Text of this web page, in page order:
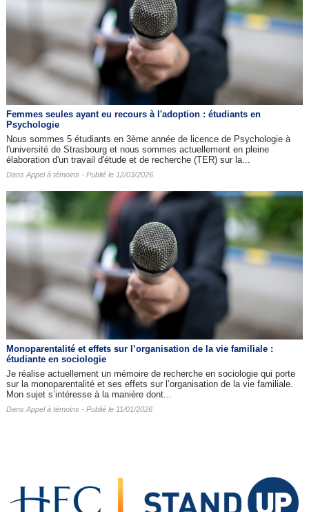
Femmes seules ayant eu recours à l'adoption : étudiants en
Psychologie
Nous sommes 5 étudiants en 3ème année de licence de Psychologie à
l'université de Strasbourg et nous sommes actuellement en pleine
élaboration d'un travail d'étude et de recherche (TER) sur la...
Dans Appel à témoins - Publié le 12/03/2026
Monoparentalité et effets sur l’organisation de la vie familiale :
étudiante en sociologie
Je réalise actuellement un mémoire de recherche en sociologie qui porte
sur la monoparentalité et ses effets sur l’organisation de la vie familiale.
Mon sujet s’intéresse à la manière dont...
Dans Appel à témoins - Publié le 11/01/2026